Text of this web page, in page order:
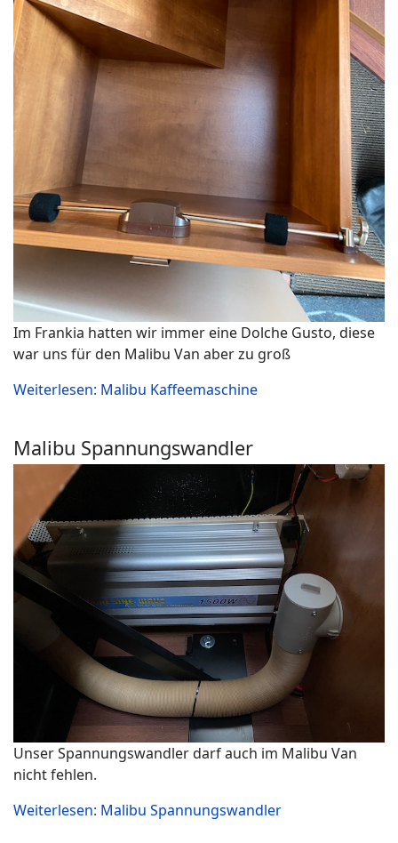
Im Frankia hatten wir immer eine Dolche Gusto, diese
war uns für den Malibu Van aber zu groß
Weiterlesen: Malibu Kaffeemaschine
Malibu Spannungswandler
Unser Spannungswandler darf auch im Malibu Van
nicht fehlen.
Weiterlesen: Malibu Spannungswandler